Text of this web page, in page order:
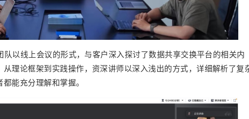
以线上会议的形式，与客户深入探讨了数据共享交换平台的相关内
理论框架到实践操作，资深讲师以深入浅出的方式，详细解析了复
能充分理解和掌握。